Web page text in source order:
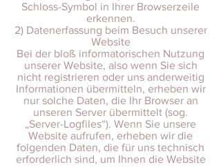
Schloss-Symbol in Ihrer Browserzeile
erkennen.
2) Datenerfassung beim Besuch unserer
Website
Bei der bloß informatorischen Nutzung
unserer Website, also wenn Sie sich
nicht registrieren oder uns anderweitig
Informationen übermitteln, erheben wir
nur solche Daten, die Ihr Browser an
unseren Server übermittelt (sog.
„Server-Logfiles“). Wenn Sie unsere
Website aufrufen, erheben wir die
folgenden Daten, die für uns technisch
erforderlich sind, um Ihnen die Website